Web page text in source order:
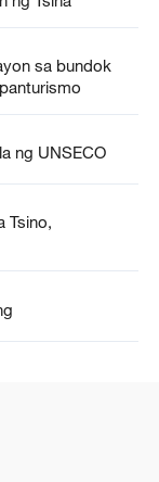
sa bundok
ng UNSECO
Tsino,